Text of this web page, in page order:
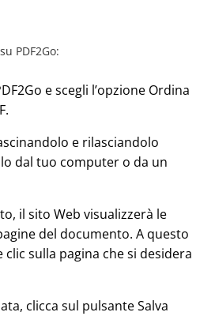
PDF2Go:
e scegli l’opzione Ordina
e rilasciandolo
dal tuo computer o da un
il sito Web visualizzerà le
del documento. A questo
sulla pagina che si desidera
clicca sul pulsante Salva